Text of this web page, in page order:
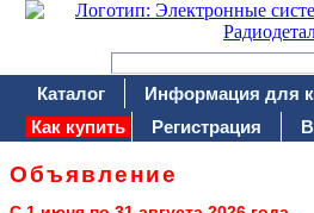
Каталог Информация для
Как купить
Регистрация
Объявление